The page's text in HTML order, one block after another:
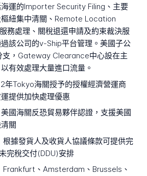
運的Importer Security Filing、主要
紐集中清關、Remote Location
務處理、關稅退還申請及約束裁決服
該公司的v-Ship平台管理。美國子公
支，Gateway Clearance中心設在主
有效處理大量進口流量。
年Tokyo海關授予的授權經濟營運商
提供加快處理優惠
美國海關反恐貿易夥伴認證，支援美國
關
根據發貨人及收貨人協議條款可提供完
完稅交付(DDU)安排
Frankfurt、Amsterdam、Brussels、